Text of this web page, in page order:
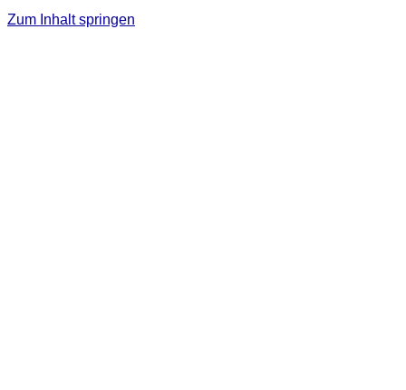
Zum Inhalt springen